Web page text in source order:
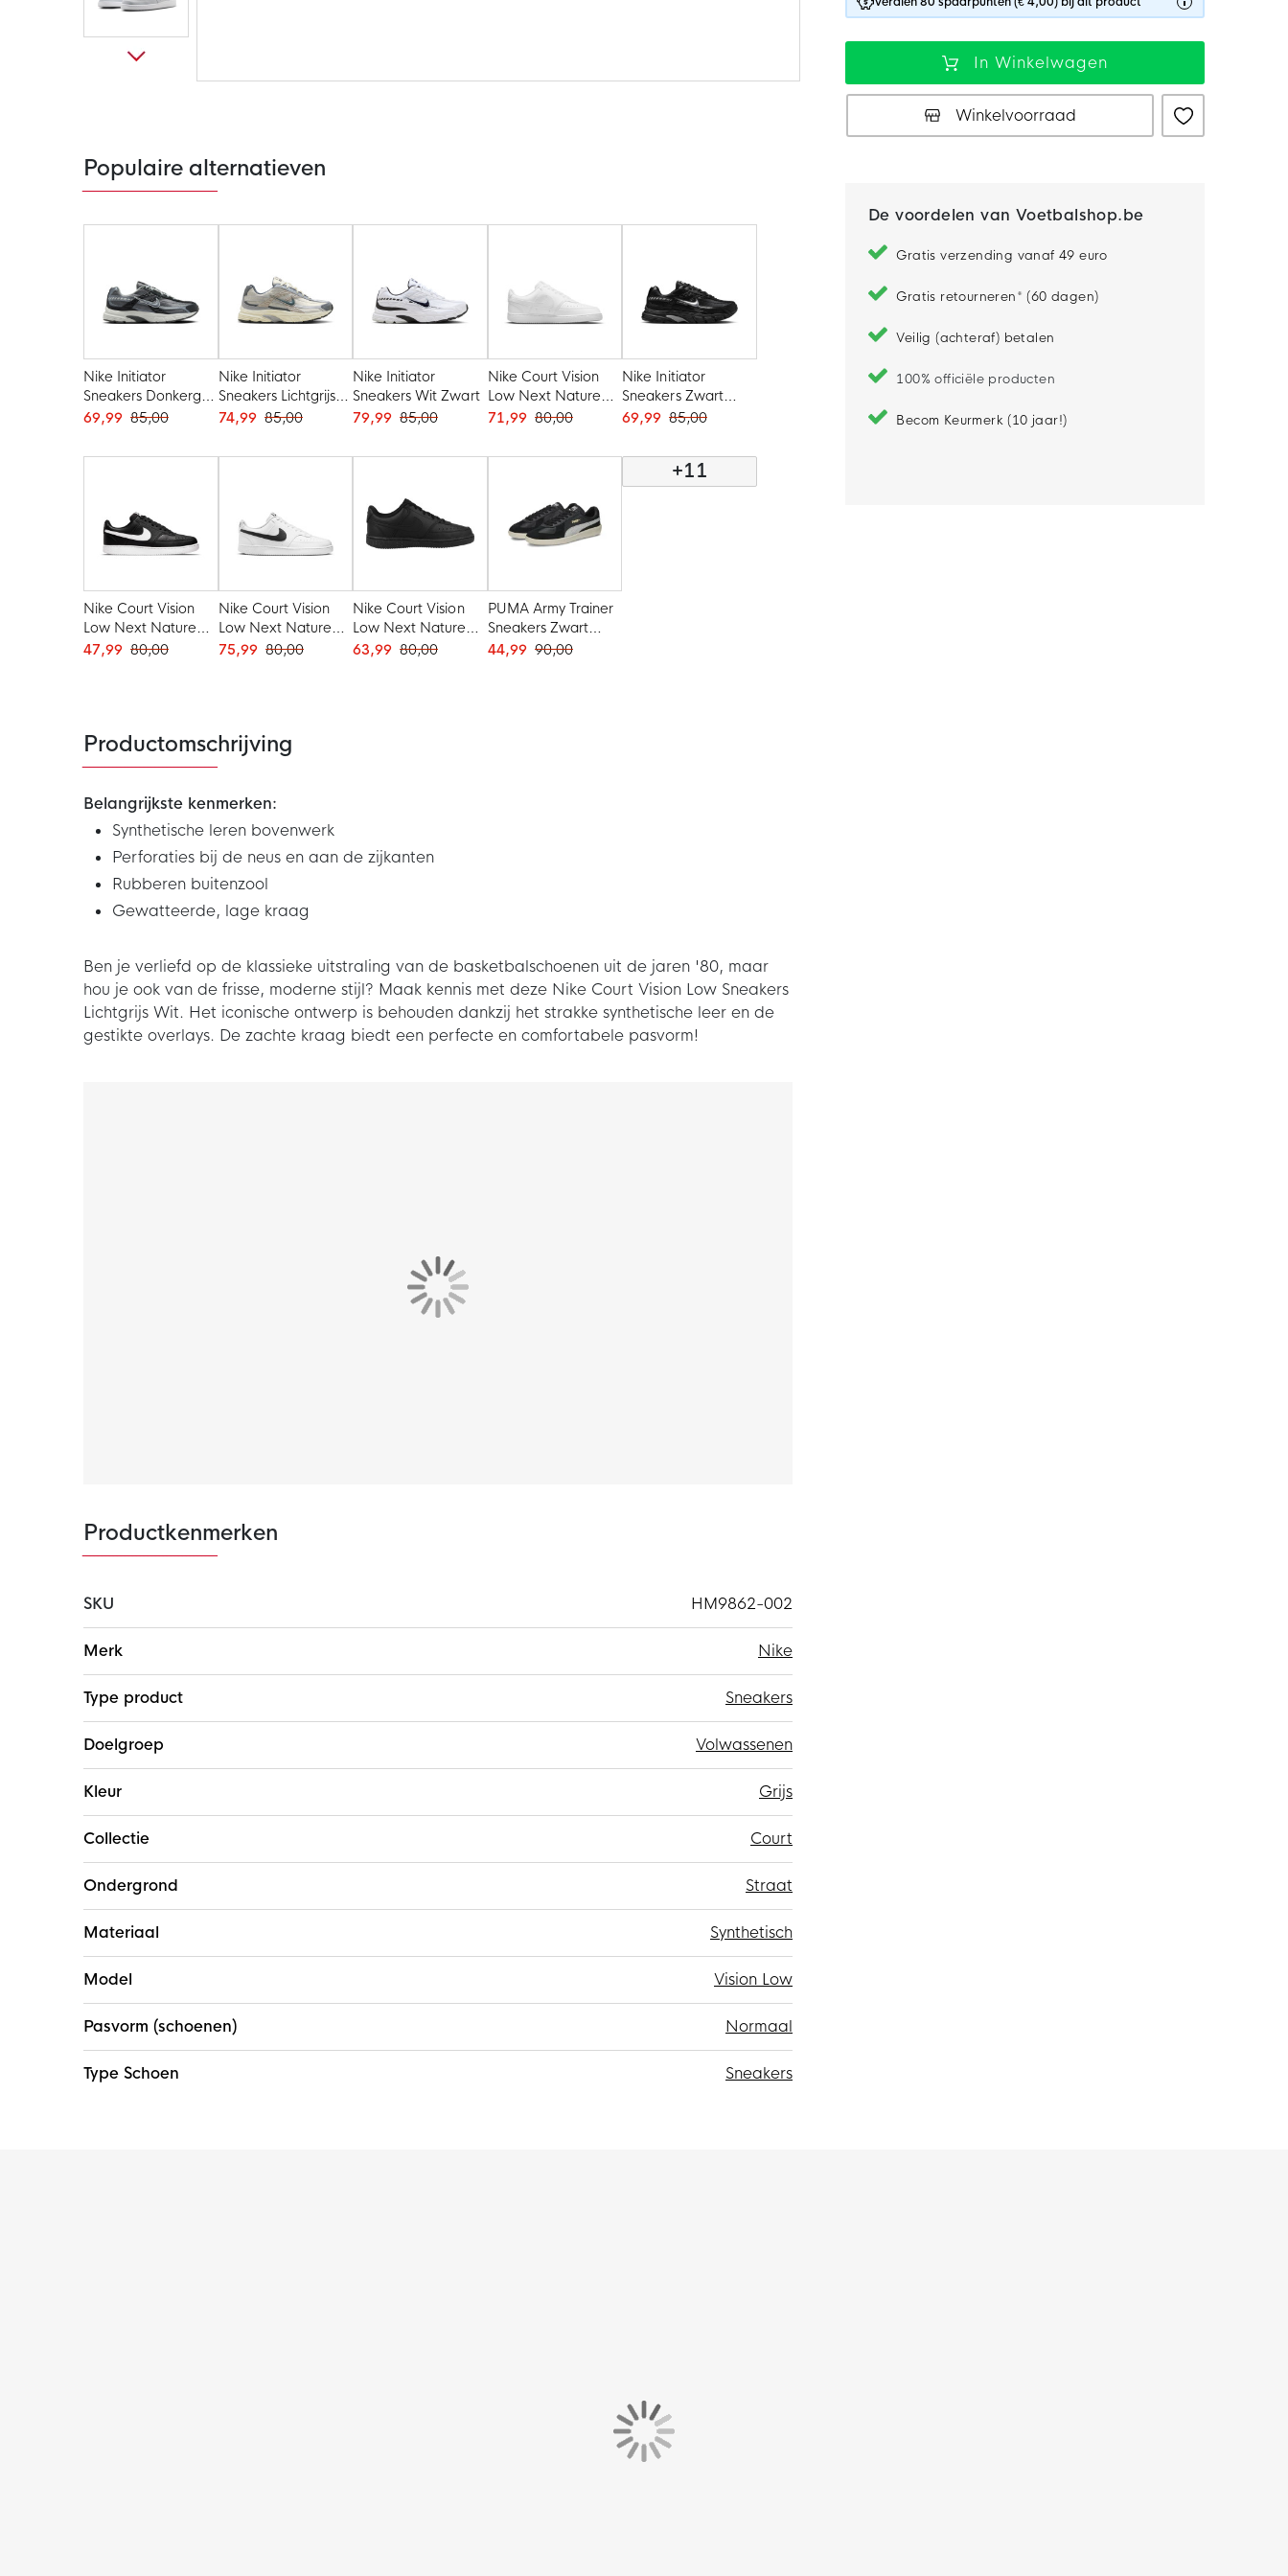
de
afbeeldingen-
gallerij
In Winkelwagen
Winkelvoorraad
De voordelen van Voetbalshop.be
Gratis verzending vanaf 49 euro
Gratis retourneren* (60 dagen)
Veilig (achteraf) betalen
100% officiële producten
Becom Keurmerk (10 jaar!)
Populaire alternatieven
Nike Initiator
Sneakers Donkergrijs
Grijs Wit
69,99 85,00
Nike Initiator
Sneakers Lichtgrijs
Lichtblauw Wit
74,99 85,00
Nike Initiator
Sneakers Wit Zwart
79,99 85,00
Nike Court Vision
Low Next Nature
Sneakers Wit
71,99 80,00
Nike Initiator
Sneakers Zwart
Zilver
69,99 85,00
Nike Court Vision
Low Next Nature
Sneakers Zwart Wit
47,99 80,00
Nike Court Vision
Low Next Nature
Sneakers Wit Zwart
75,99 80,00
Nike Court Vision
Low Next Nature
Sneakers Zwart
63,99 80,00
PUMA Army Trainer
Sneakers Zwart
Lichtgrijs Goud Wit
44,99 90,00
+11
Productomschrijving
Belangrijkste kenmerken:
Synthetische leren bovenwerk
Perforaties bij de neus en aan de zijkanten
Rubberen buitenzool
Gewatteerde, lage kraag
Ben je verliefd op de klassieke uitstraling van de basketbalschoenen uit de jaren '80, maar
hou je ook van de frisse, moderne stijl? Maak kennis met deze Nike Court Vision Low Sneakers
Lichtgrijs Wit. Het iconische ontwerp is behouden dankzij het strakke synthetische leer en de
gestikte overlays. De zachte kraag biedt een perfecte en comfortabele pasvorm!
Productkenmerken
SKU
HM9862-002
informatie
Merk Nike
Type product Sneakers
Doelgroep Volwassenen
Kleur Grijs
Collectie Court
Ondergrond Straat
Materiaal Synthetisch
Model Vision Low
Pasvorm (schoenen) Normaal
Type Schoen Sneakers